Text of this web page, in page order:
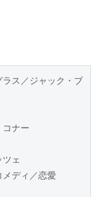
ラス／ジャック・ブ
ナー
ェ
ディ／恋愛